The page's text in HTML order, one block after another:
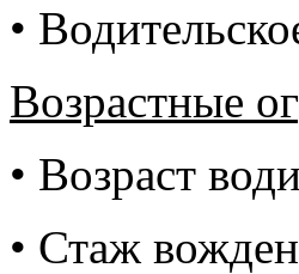
•
Возрастные
• Возраст
• Стаж